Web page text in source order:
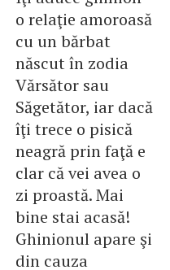
o relaţie amoroasă
cu un bărbat
născut în zodia
Vărsător sau
Săgetător, iar dacă
îţi trece o pisică
neagră prin faţă e
clar că vei avea o
zi proastă. Mai
bine stai acasă!
Ghinionul apare şi
din cauza